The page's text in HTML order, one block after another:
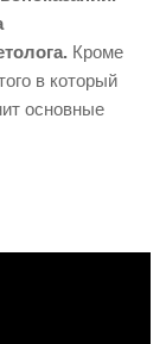
Кроме
в который
основные